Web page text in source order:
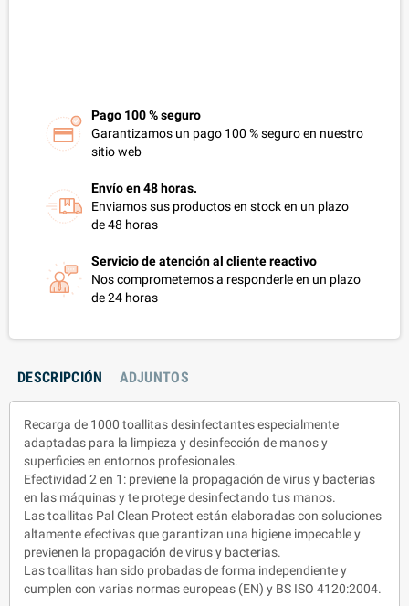
Pago 100 % seguro
Garantizamos un pago 100 % seguro en nuestro
sitio web
Envío en 48 horas.
Enviamos sus productos en stock en un plazo
de 48 horas
Servicio de atención al cliente reactivo
Nos comprometemos a responderle en un plazo
de 24 horas
DESCRIPCIÓN ADJUNTOS
Recarga de 1000 toallitas desinfectantes especialmente
adaptadas para la limpieza y desinfección de manos y
superficies en entornos profesionales.
Efectividad 2 en 1: previene la propagación de virus y bacterias
en las máquinas y te protege desinfectando tus manos.
Las toallitas Pal Clean Protect están elaboradas con soluciones
altamente efectivas que garantizan una higiene impecable y
previenen la propagación de virus y bacterias.
Las toallitas han sido probadas de forma independiente y
cumplen con varias normas europeas (EN) y BS ISO 4120:2004.